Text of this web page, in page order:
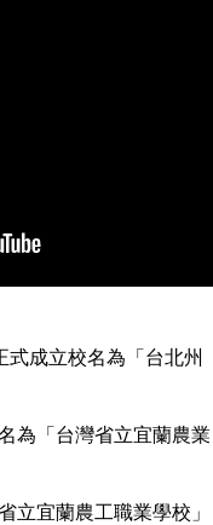
成立校名為「台北州
為「台灣省立宜蘭農業
宜蘭農工職業學校」